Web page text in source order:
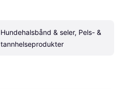
Hundehalsbånd & seler, Pels- &
tannhelseprodukter